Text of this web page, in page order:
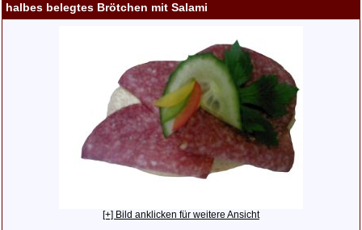
halbes belegtes Brötchen mit Salami
[+] Bild anklicken für weitere Ansicht